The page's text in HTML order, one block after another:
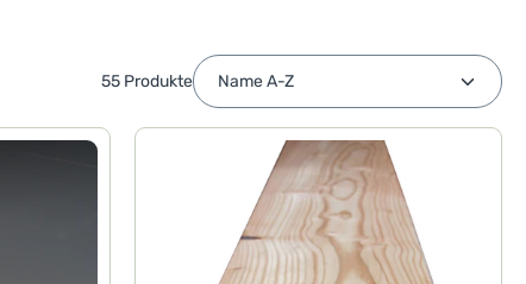
55 Produkte